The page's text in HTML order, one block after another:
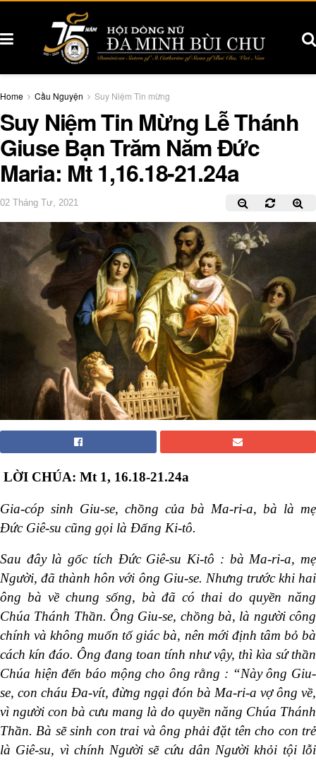
Home Cầu Nguyện Suy Niệm Tin mừng
Suy Niệm Tin Mừng Lễ Thánh
Giuse Bạn Trăm Năm Đức
Maria: Mt 1,16.18-21.24a
02 Tháng Tư, 2021
LỜI CHÚA: Mt 1, 16.18-21.24a
Gia-cóp sinh Giu-se, chồng của bà Ma-ri-a, bà là mẹ
Đức Giê-su cũng gọi là Đấng Ki-tô.
Sau đây là gốc tích Đức Giê-su Ki-tô : bà Ma-ri-a, mẹ
Người, đã thành hôn với ông Giu-se. Nhưng trước khi hai
ông bà về chung sống, bà đã có thai do quyền năng
Chúa Thánh Thần. Ông Giu-se, chồng bà, là người công
chính và không muốn tố giác bà, nên mới định tâm bỏ bà
cách kín đáo. Ông đang toan tính như vậy, thì kìa sứ thần
Chúa hiện đến báo mộng cho ông rằng : “Này ông Giu-
se, con cháu Đa-vít, đừng ngại đón bà Ma-ri-a vợ ông về,
vì người con bà cưu mang là do quyền năng Chúa Thánh
Thần. Bà sẽ sinh con trai và ông phải đặt tên cho con trẻ
là Giê-su, vì chính Người sẽ cứu dân Người khỏi tội lỗi